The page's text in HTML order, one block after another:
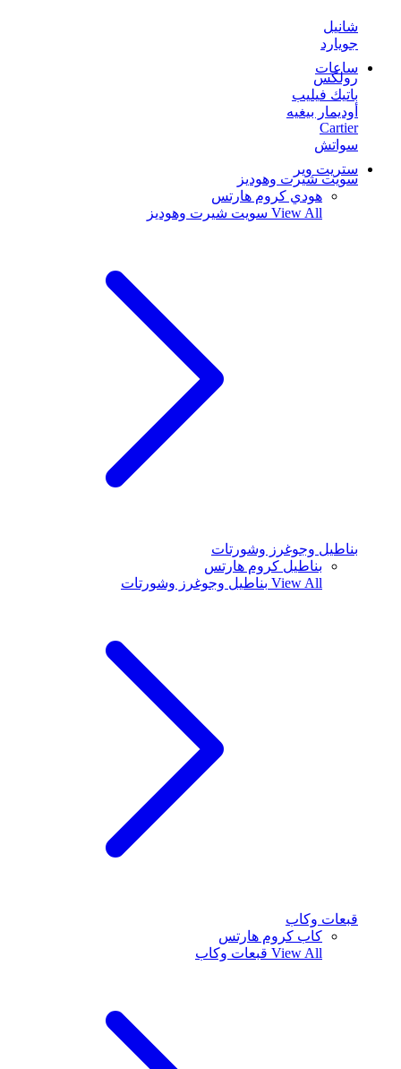
شانيل
جويارد
ساعات
رولكس
باتيك فيليب
أوديمار بيغيه
Cartier
سواتش
ستريت وير
سويت شيرت وهوديز
هودي كروم هارتس
View All سويت شيرت وهوديز
بناطيل وجوغرز وشورتات
بناطيل كروم هارتس
View All بناطيل وجوغرز وشورتات
قبعات وكاب
كاب كروم هارتس
View All قبعات وكاب